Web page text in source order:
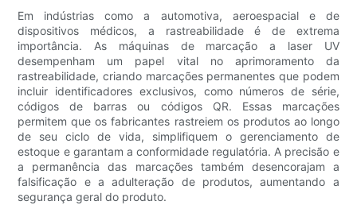
Em indústrias como a automotiva, aeroespacial e de
dispositivos médicos, a rastreabilidade é de extrema
importância. As máquinas de marcação a laser UV
desempenham um papel vital no aprimoramento da
rastreabilidade, criando marcações permanentes que podem
incluir identificadores exclusivos, como números de série,
códigos de barras ou códigos QR. Essas marcações
permitem que os fabricantes rastreiem os produtos ao longo
de seu ciclo de vida, simplifiquem o gerenciamento de
estoque e garantam a conformidade regulatória. A precisão e
a permanência das marcações também desencorajam a
falsificação e a adulteração de produtos, aumentando a
segurança geral do produto.